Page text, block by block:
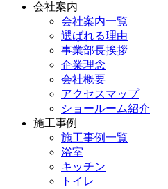
会社案内
会社案内一覧
選ばれる理由
事業部長挨拶
企業理念
会社概要
アクセスマップ
ショールーム紹介
施工事例
施工事例一覧
浴室
キッチン
トイレ